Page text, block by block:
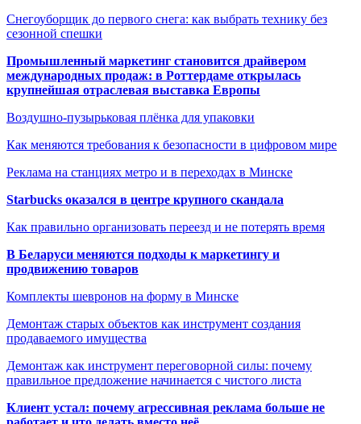
Снегоуборщик до первого снега: как выбрать технику без
сезонной спешки
Промышленный маркетинг становится драйвером
международных продаж: в Роттердаме открылась
крупнейшая отраслевая выставка Европы
Воздушно-пузырьковая плёнка для упаковки
Как меняются требования к безопасности в цифровом мире
Реклама на станциях метро и в переходах в Минске
Starbucks оказался в центре крупного скандала
Как правильно организовать переезд и не потерять время
В Беларуси меняются подходы к маркетингу и
продвижению товаров
Комплекты шевронов на форму в Минске
Демонтаж старых объектов как инструмент создания
продаваемого имущества
Демонтаж как инструмент переговорной силы: почему
правильное предложение начинается с чистого листа
Клиент устал: почему агрессивная реклама больше не